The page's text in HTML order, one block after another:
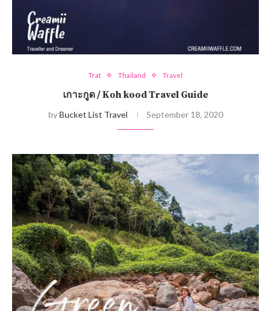
Trat Thailand Travel
เกาะกูด / Koh kood Travel Guide
byBucket List Travel September 18, 2020